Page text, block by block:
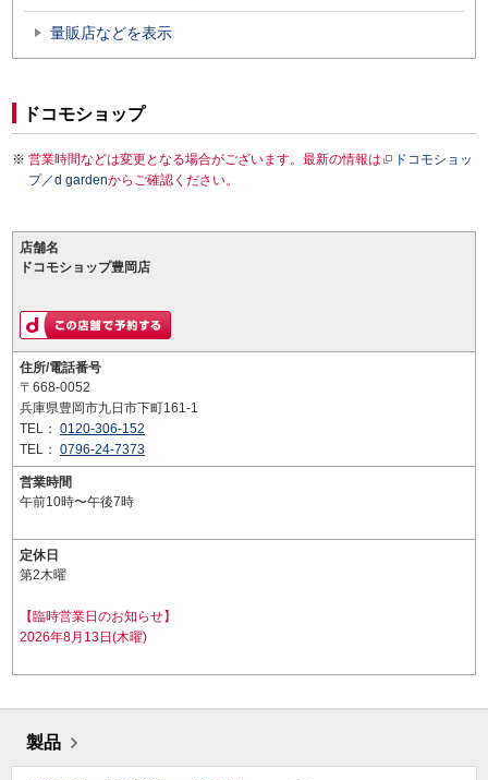
量販店などを表示
ドコモショップ
営業時間などは変更となる場合がございます。最新の情報は
ドコモショッ
プ／d gardenからご確認ください。
店舗名
ドコモショップ豊岡店
住所/電話番号
〒668-0052
兵庫県豊岡市九日市下町161-1
TEL： 0120-306-152
TEL： 0796-24-7373
営業時間
午前10時〜午後7時
定休日
第2木曜
【臨時営業日のお知らせ】
2026年8月13日(木曜)
製品